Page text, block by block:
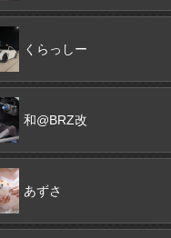
くらっしー
和@BRZ改
あずさ